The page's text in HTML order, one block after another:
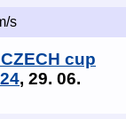
s
cup
, 29. 06.